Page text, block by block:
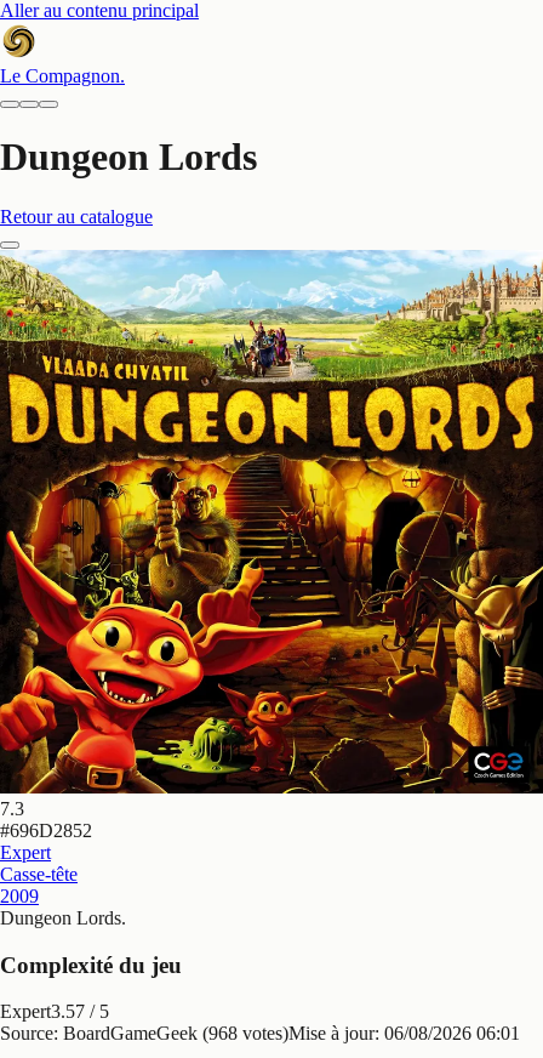
Aller au contenu principal
Le Compagnon.
Dungeon Lords
Retour au catalogue
7.3
#696D2852
Expert
Casse-tête
2009
Dungeon Lords.
Complexité du jeu
Expert3.57 / 5
Source: BoardGameGeek (968 votes)Mise à jour: 06/08/2026 06:01